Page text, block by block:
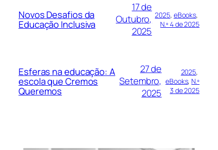
Novos Desafios da
Educação Inclusiva
17 de
Outubro,
2025
2025, eBooks
N.º 4 de 2025
Esferas na educação: A
escola que Cremos
Queremos
27 de
Setembro,
2025
2025
eBooks, N.º
3 de 2025